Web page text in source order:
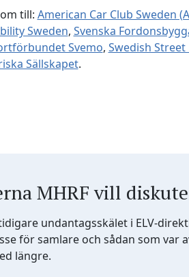
till: American Car Club Sweden
Sweden, Svenska
Svemo, Swedish
Sällskapet.
MHRF vill
undantagsskälet i ELV-
för samlare och sådan som var
längre.